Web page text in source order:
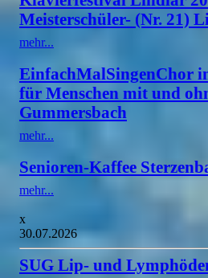
Meisterschüler- (Nr. 21)
mehr...
EinfachMalSingenChor
für Menschen mit und
Gummersbach
mehr...
Senioren-Kaffee
mehr...
x
30.07.2026
SUG Lip- und